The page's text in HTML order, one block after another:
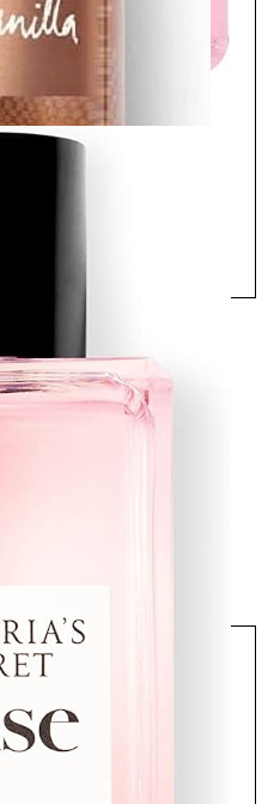
Bombshell
Vanilla
prix
de vanille, poire et
gourmande et
pour celles qui
discret et apaisant
leur peau au